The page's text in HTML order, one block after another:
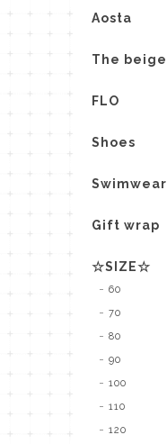
Aosta
The beige
FLO
Shoes
Swimwear
Gift wrap
☆SIZE☆
60
70
80
90
100
110
120